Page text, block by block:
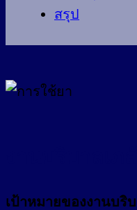
สรุป
เป้าหมายของงานบริ